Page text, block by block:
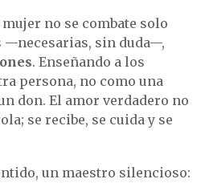
no se combate solo
—necesarias, sin duda—,
. Enseñando a los
persona, no como una
don. El amor verdadero no
se recibe, se cuida y se
un maestro silencioso: